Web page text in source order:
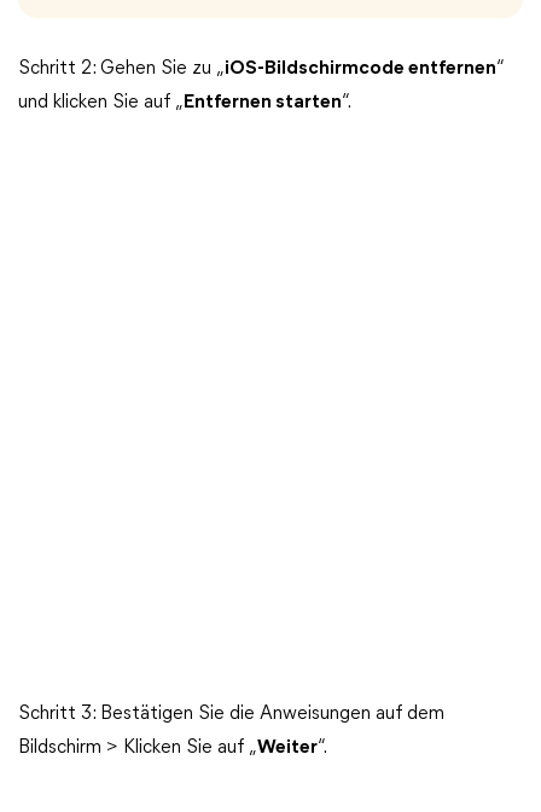
Schritt 2: Gehen Sie zu „iOS-Bildschirmcode entfernen“
und klicken Sie auf „ Entfernen starten“.
Schritt 3: Bestätigen Sie die Anweisungen auf dem
Bildschirm > Klicken Sie auf „Weiter“.